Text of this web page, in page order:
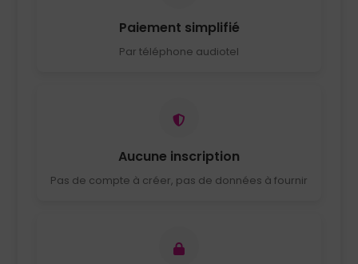
Paiement simplifié
Par téléphone audiotel
Aucune inscription
Pas de compte à créer, pas de données à fournir